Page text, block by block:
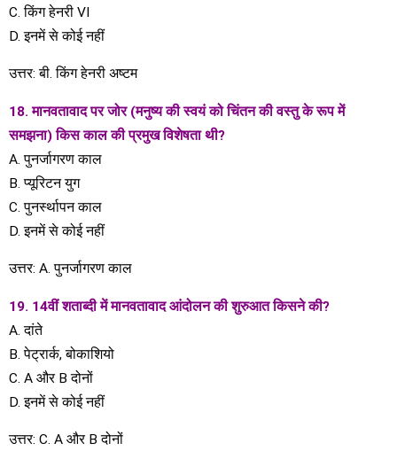
C. किंग हेनरी VI
D. इनमें से कोई नहीं
उत्तर: बी. किंग हेनरी अष्टम
18. मानवतावाद पर जोर (मनुष्य की स्वयं को चिंतन की वस्तु के रूप में
समझना) किस काल की प्रमुख विशेषता थी?
A. पुनर्जागरण काल
​​B. प्यूरिटन युग
C. पुनर्स्थापन काल
D. इनमें से कोई नहीं
उत्तर: A. पुनर्जागरण काल
19. 14वीं शताब्दी में मानवतावाद आंदोलन की शुरुआत किसने की?
A. दांते
B. पेट्रार्क, बोकाशियो
C. A और B दोनों
D. इनमें से कोई नहीं
उत्तर: C. A और B दोनों